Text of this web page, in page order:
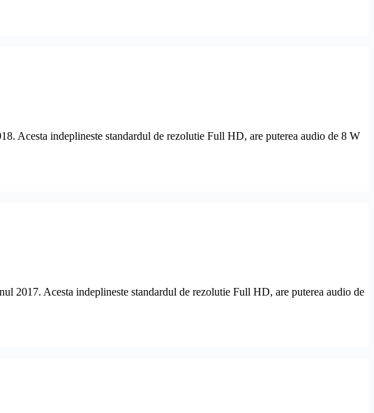
Acesta indeplineste standardul de rezolutie Full HD, are puterea audio de 8 W
2017. Acesta indeplineste standardul de rezolutie Full HD, are puterea audio de